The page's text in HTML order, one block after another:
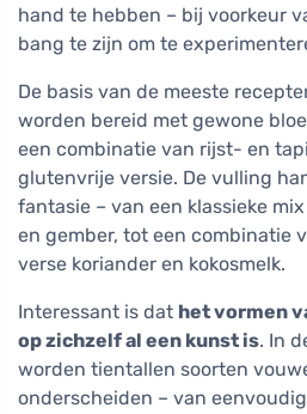
hand te hebben – bij voorkeur
bang te zijn om te
De basis van de meeste
worden bereid met gewone
een combinatie van rijst- en
glutenvrije versie. De vulling
fantasie – van een klassieke
en gember, tot een combinatie
verse koriander en kokosmelk.
Interessant is dat het vormen
op zichzelf al een kunst is. In
worden tientallen soorten
onderscheiden – van